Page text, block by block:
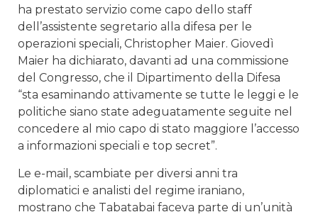
ha prestato servizio come capo dello staff
dell’assistente segretario alla difesa per le
operazioni speciali, Christopher Maier. Giovedì
Maier ha dichiarato, davanti ad una commissione
del Congresso, che il Dipartimento della Difesa
“sta esaminando attivamente se tutte le leggi e le
politiche siano state adeguatamente seguite nel
concedere al mio capo di stato maggiore l’accesso
a informazioni speciali e top secret”.
Le e-mail, scambiate per diversi anni tra
diplomatici e analisti del regime iraniano,
mostrano che Tabatabai faceva parte di un’unità